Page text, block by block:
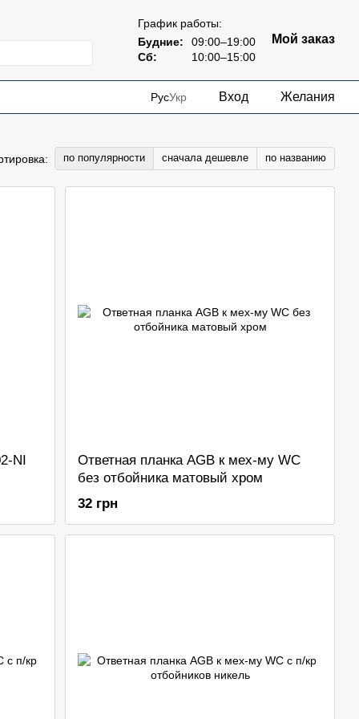
График работы:
Будние:
09:00–19:00
Сб:
10:00–15:00
Мой заказ
РусУкр Вход Желания
по популярности сначала дешевле по названию
NI
Ответная планка AGB к мех-му WC
без отбойника матовый хром
32 грн